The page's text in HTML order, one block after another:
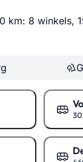
km: 8 winkels,
Toon